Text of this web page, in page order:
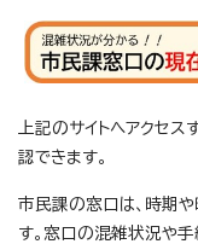
上記のサイトへアクセ
認できます。
市民課の窓口は、時期
す。窓口の混雑状況や